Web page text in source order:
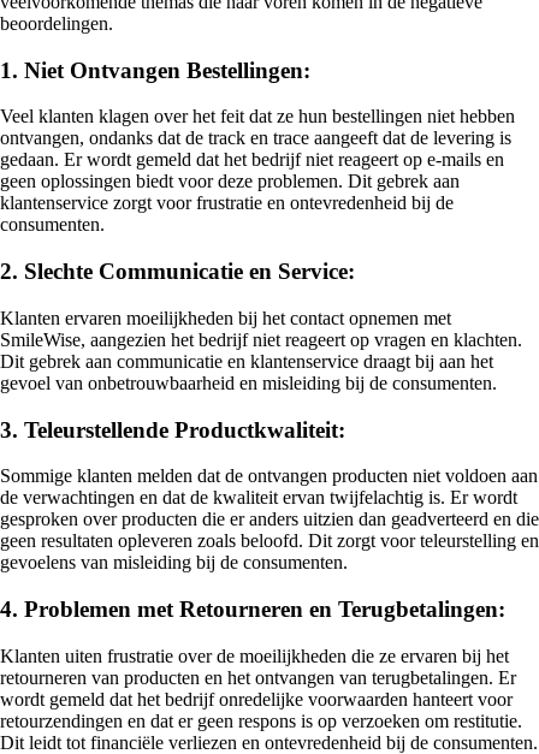
beoordelingen.
1. Niet Ontvangen Bestellingen:
Veel klanten klagen over het feit dat ze hun bestellingen niet hebben
ontvangen, ondanks dat de track en trace aangeeft dat de levering is
gedaan. Er wordt gemeld dat het bedrijf niet reageert op e-mails en
geen oplossingen biedt voor deze problemen. Dit gebrek aan
klantenservice zorgt voor frustratie en ontevredenheid bij de
consumenten.
2. Slechte Communicatie en Service:
Klanten ervaren moeilijkheden bij het contact opnemen met
SmileWise, aangezien het bedrijf niet reageert op vragen en klachten.
Dit gebrek aan communicatie en klantenservice draagt bij aan het
gevoel van onbetrouwbaarheid en misleiding bij de consumenten.
3. Teleurstellende Productkwaliteit:
Sommige klanten melden dat de ontvangen producten niet voldoen aan
de verwachtingen en dat de kwaliteit ervan twijfelachtig is. Er wordt
gesproken over producten die er anders uitzien dan geadverteerd en die
geen resultaten opleveren zoals beloofd. Dit zorgt voor teleurstelling en
gevoelens van misleiding bij de consumenten.
4. Problemen met Retourneren en Terugbetalingen:
Klanten uiten frustratie over de moeilijkheden die ze ervaren bij het
retourneren van producten en het ontvangen van terugbetalingen. Er
wordt gemeld dat het bedrijf onredelijke voorwaarden hanteert voor
retourzendingen en dat er geen respons is op verzoeken om restitutie.
Dit leidt tot financiële verliezen en ontevredenheid bij de consumenten.